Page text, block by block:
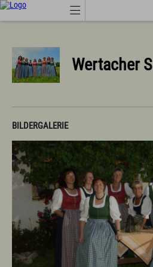
Webcams
Natürlich(er)leben
Wandern
Familiendorf
Sport und Freizeit
Gesundheit / Wellness
Branchenbuch/Marktplatz
Winter
Impressionen
Urlaub im Allgäu
Suchen & Buchen
Urlaub auf dem Bauernhof
Camping & Wohnmobile
Familienferien Allgäuhaus
Wertacher
BILDERGALERIE